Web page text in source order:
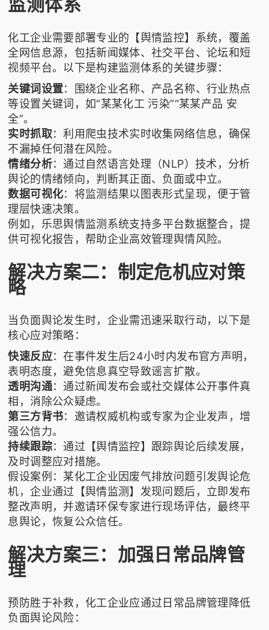
化工企业需要部署专业的【舆情监控】系统，覆盖
全网信息源，包括新闻媒体、社交平台、论坛和短
视频平台。以下是构建监测体系的关键步骤：
关键词设置：围绕企业名称、产品名称、行业热点
等设置关键词，如“某某化工 污染”“某某产品 安
全”。
实时抓取：利用爬虫技术实时收集网络信息，确保
不漏掉任何潜在风险。
情绪分析：通过自然语言处理（NLP）技术，分析
舆论的情绪倾向，判断其正面、负面或中立。
数据可视化：将监测结果以图表形式呈现，便于管
理层快速决策。
例如， 乐思舆情监测 系统支持多平台数据整合，提
供可视化报告，帮助企业高效管理舆情风险。
解决方案二：制定危机应对策
略
当负面舆论发生时，企业需迅速采取行动，以下是
核心应对策略：
快速反应：在事件发生后24小时内发布官方声明，
表明态度，避免信息真空导致谣言扩散。
透明沟通：通过新闻发布会或社交媒体公开事件真
相，消除公众疑虑。
第三方背书：邀请权威机构或专家为企业发声，增
强公信力。
持续跟踪：通过【舆情监控】跟踪舆论后续发展，
及时调整应对措施。
假设案例：某化工企业因废气排放问题引发舆论危
机，企业通过【舆情监测】发现问题后，立即发布
整改声明，并邀请环保专家进行现场评估，最终平
息舆论，恢复公众信任。
解决方案三：加强日常品牌管
理
预防胜于补救，化工企业应通过日常品牌管理降低
负面舆论风险：